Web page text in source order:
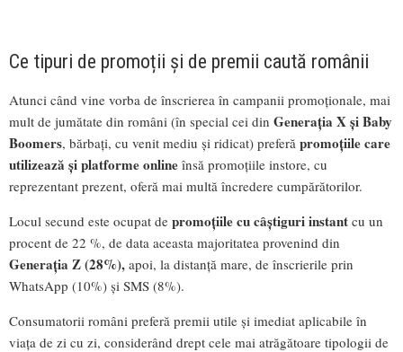
Ce tipuri de promoții și de premii caută românii
Atunci când vine vorba de înscrierea în campanii promoționale, mai
mult de jumătate din români (în special cei din Generația X și Baby
Boomers, bărbați, cu venit mediu și ridicat) preferă promoțiile care
utilizează și platformeonline însă promoțiile instore, cu
reprezentant prezent, oferă mai multă încredere cumpărătorilor.
Locul secund este ocupat de promoțiile cu câștiguri instant cu un
procent de 22 %, de data aceasta majoritatea provenind din
Generația Z (28%), apoi, la distanță mare, de înscrierile prin
WhatsApp (10%) și SMS (8%).
Consumatorii români preferă premii utile și imediat aplicabile în
viața de zi cu zi, considerând drept cele mai atrăgătoare tipologii de